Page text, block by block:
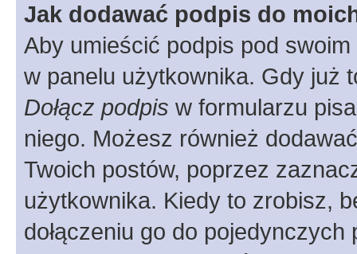
Jak dodawać podpis do
Aby umieścić podpis pod
w panelu użytkownika. Gdy już
Dołącz podpis w formularzu
niego. Możesz również
Twoich postów, poprzez
użytkownika. Kiedy to zrobisz,
dołączeniu go do